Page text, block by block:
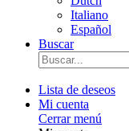
Italiano
Español
Buscar
Lista de deseos
Mi cuenta
Cerrar menú